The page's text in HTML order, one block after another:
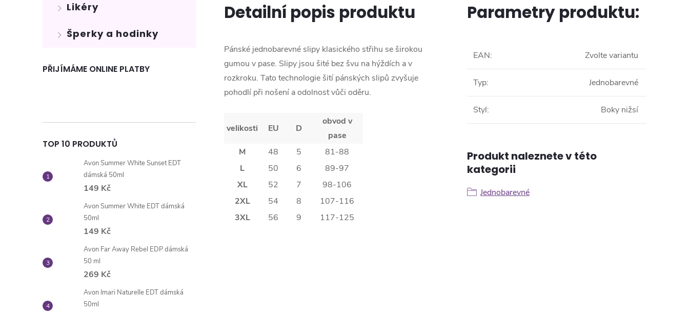
Likéry
Šperky a hodinky
PŘIJÍMÁME ONLINE PLATBY
TOP 10 PRODUKTŮ
Avon Summer White Sunset EDT
dámská 50ml
149 Kč
Avon Summer White EDT dámská
50ml
149 Kč
Avon Far Away Rebel EDP dámská
50 ml
269 Kč
Avon Imari Naturelle EDT dámská
50ml
Detailní popis produktu
Pánské jednobarevné slipy klasického střihu se širokou
gumou v pase. Slipy jsou šité bez švu na hýždích a v
rozkroku. Tato technologie šití pánských slipů zvyšuje
pohodlí při nošení a odolnost vůči oděru.
velikosti EU D
obvod v
pase
M
48 5
81-88
L
50 6
89-97
XL
52 7
98-106
2XL
54 8
107-116
3XL
56 9 117-125
Parametry produktu:
EAN: Zvolte variantu
Typ: Jednobarevné
Styl: Boky nižsí
Produkt naleznete v této
kategorii
Jednobarevné